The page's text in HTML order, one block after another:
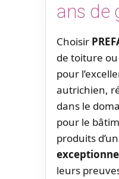
ans de
Choisir
de toiture ou
pour
autrichien,
dans le
pour le
produits
leurs